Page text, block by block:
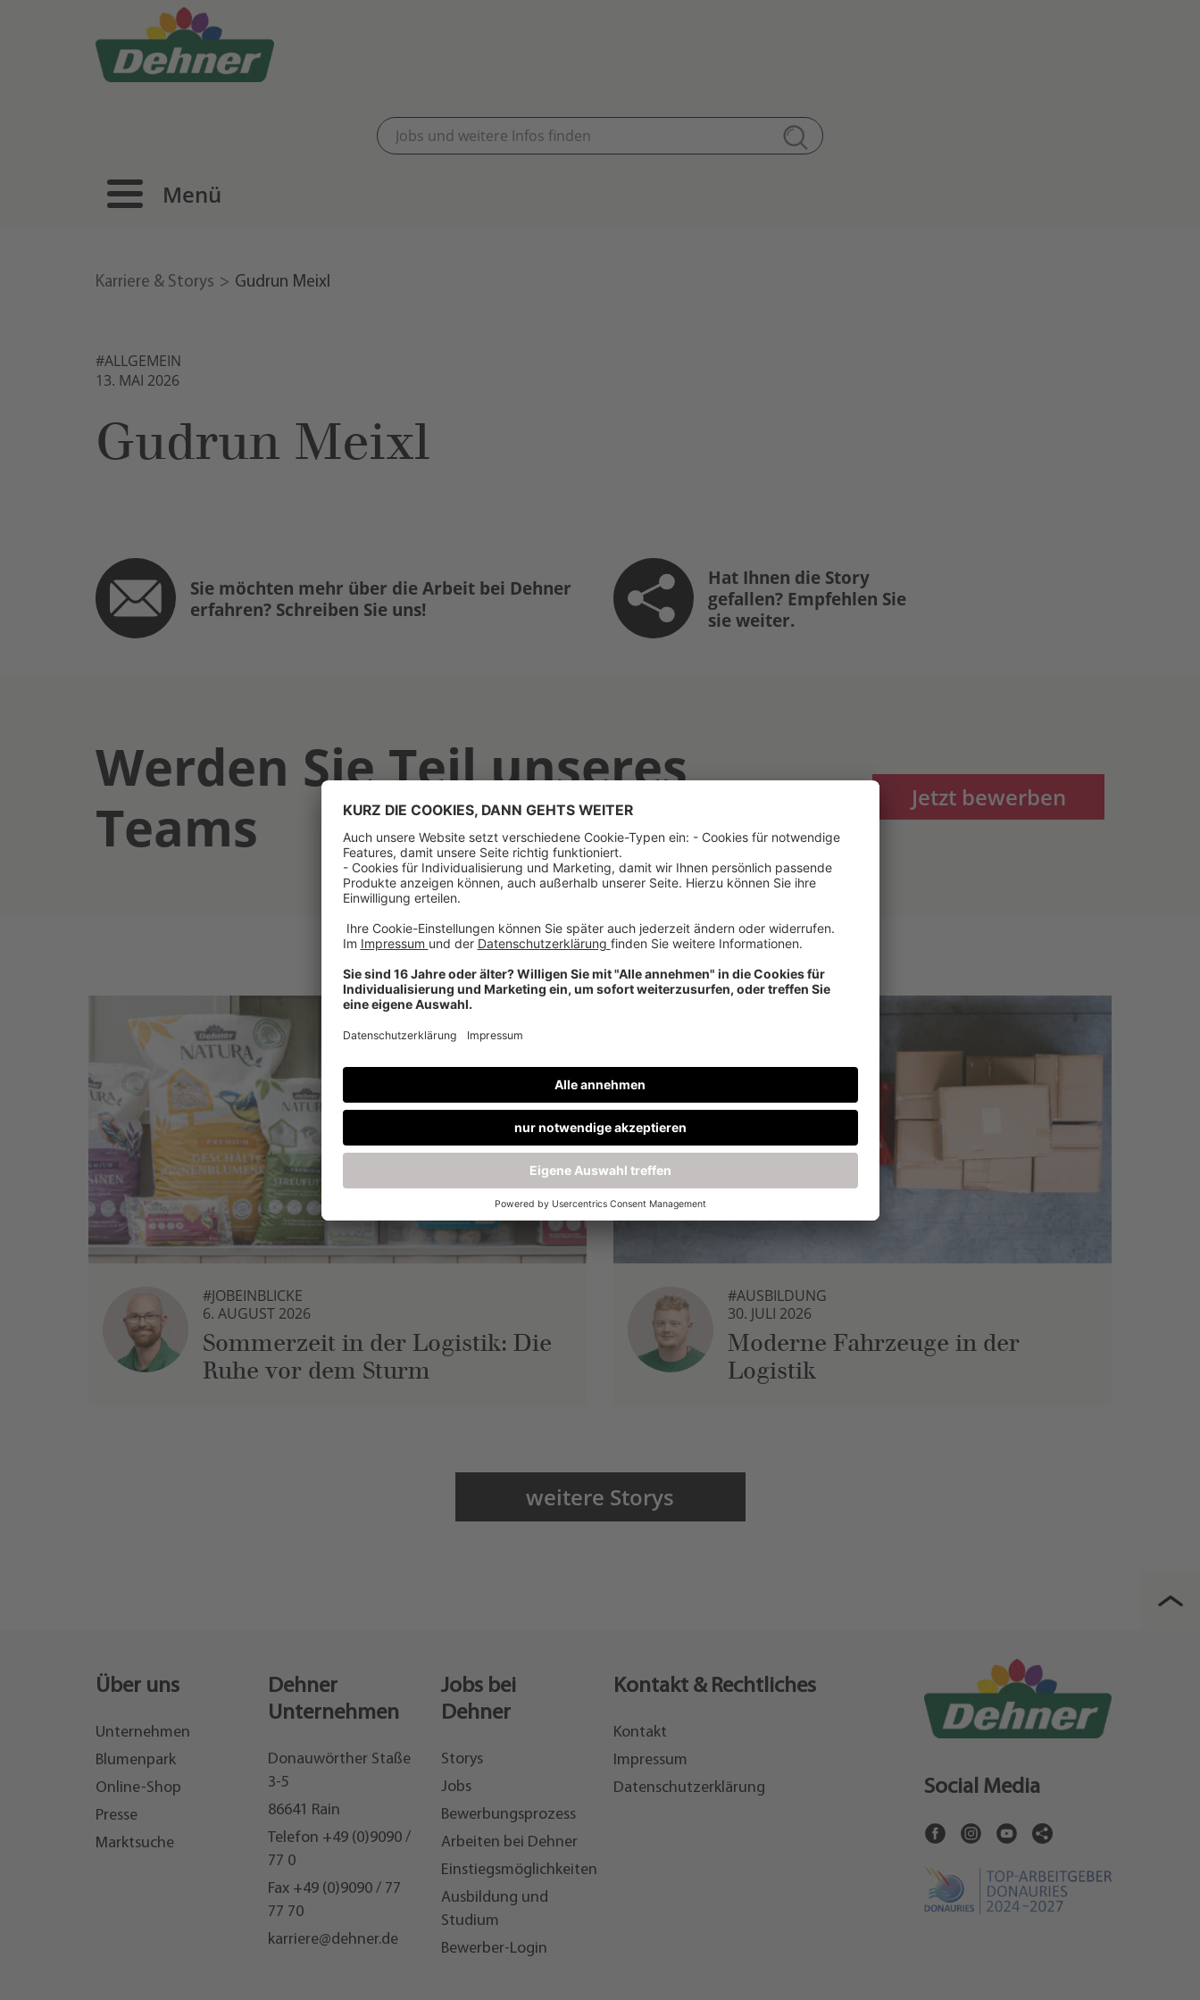
Menü
Karriere & Storys Gudrun Meixl
#ALLGEMEIN
13. MAI 2026
Gudrun Meixl
Sie möchten mehr über die Arbeit bei Dehner
erfahren? Schreiben Sie uns!
Hat Ihnen die Story
gefallen? Empfehlen Sie
sie weiter.
Werden Sie Teil unseres
Teams
Jetzt bewerben
#JOBEINBLICKE
6. AUGUST 2026
Sommerzeit in der Logistik: Die
Ruhe vor dem Sturm
#AUSBILDUNG
30. JULI 2026
Moderne Fahrzeuge in der
Logistik
weitere Storys
Über uns
Unternehmen
Blumenpark
Online-Shop
Presse
Marktsuche
Dehner
Unternehmen
Donauwörther Staße
3-5
86641 Rain
Telefon +49 (0)9090 /
77 0
Fax +49 (0)9090 / 77
77 70
karriere@dehner.de
Jobs bei
Dehner
Storys
Jobs
Bewerbungsprozess
Arbeiten bei Dehner
Einstiegsmöglichkeiten
Ausbildung und
Studium
Bewerber-Login
Kontakt & Rechtliches
Kontakt
Impressum
Datenschutzerklärung
Social Media